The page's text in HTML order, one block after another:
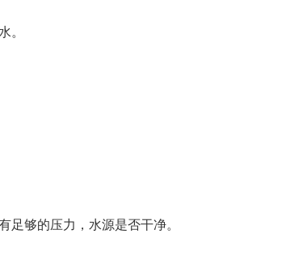
。
够的压力，水源是否干净。